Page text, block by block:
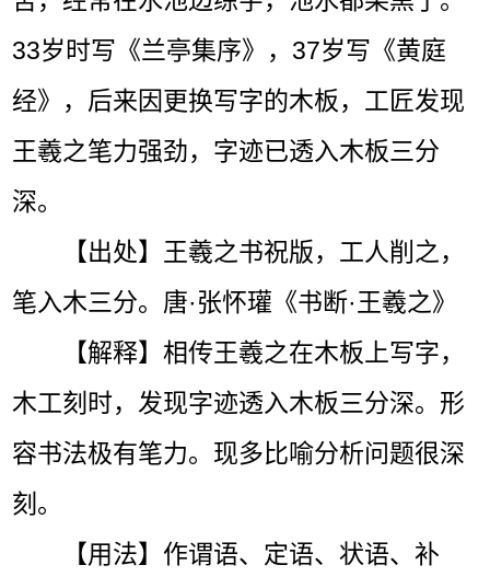
33岁时写《兰亭集序》，37岁写《黄庭
经》，后来因更换写字的木板，工匠发现
王羲之笔力强劲，字迹已透入木板三分
深。
【出处】王羲之书祝版，工人削之，
笔入木三分。唐·张怀瓘《书断·王羲之》
【解释】相传王羲之在木板上写字，
木工刻时，发现字迹透入木板三分深。形
容书法极有笔力。现多比喻分析问题很深
刻。
【用法】作谓语、定语、状语、补